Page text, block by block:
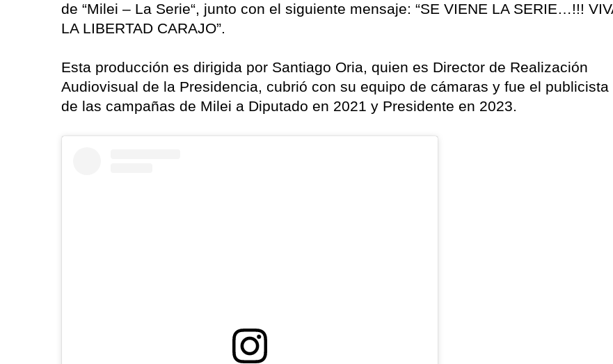
de “Milei – La Serie“, junto con el siguiente mensaje: “SE VIENE LA SERIE…!!!
LA LIBERTAD CARAJO”.
Esta producción es dirigida por Santiago Oria, quien es Director de Realización
Audiovisual de la Presidencia, cubrió con su equipo de cámaras y fue el publicista
de las campañas de Milei a Diputado en 2021 y Presidente en 2023.